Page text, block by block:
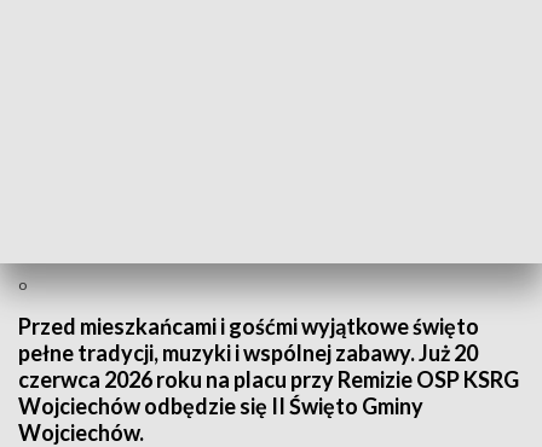
o
Przed mieszkańcami i gośćmi wyjątkowe święto
pełne tradycji, muzyki i wspólnej zabawy. Już 20
czerwca 2026 roku na placu przy Remizie OSP KSRG
Wojciechów odbędzie się II Święto Gminy
Wojciechów.